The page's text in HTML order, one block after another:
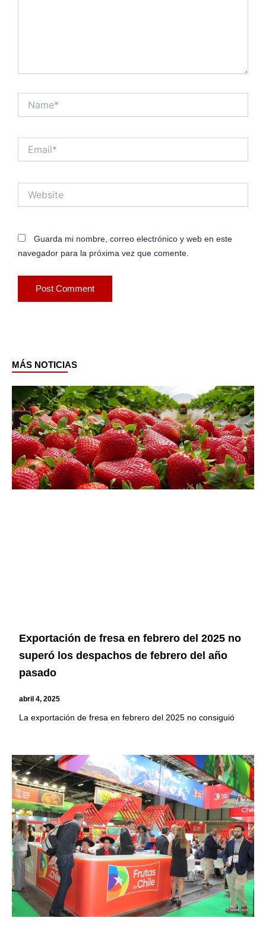
Guarda mi nombre, correo electrónico y web en este
navegador para la próxima vez que comente.
MÁS NOTICIAS
Exportación de fresa en febrero del 2025 no
superó los despachos de febrero del año
pasado
abril 4, 2025
La exportación de fresa en febrero del 2025 no consiguió
Page PagePagePagePage